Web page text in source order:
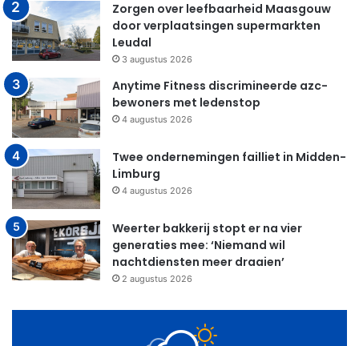
Zorgen over leefbaarheid Maasgouw
door verplaatsingen supermarkten
Leudal
3 augustus 2026
Anytime Fitness discrimineerde azc-
bewoners met ledenstop
4 augustus 2026
Twee ondernemingen failliet in Midden-
Limburg
4 augustus 2026
Weerter bakkerij stopt er na vier
generaties mee: ‘Niemand wil
nachtdiensten meer draaien’
2 augustus 2026